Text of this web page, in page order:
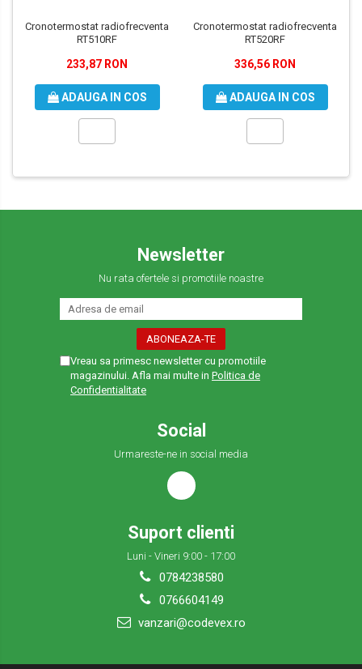
Cronotermostat radiofrecventa
RT510RF
233,87 RON
ADAUGA IN COS
Cronotermostat radiofrecventa
RT520RF
336,56 RON
ADAUGA IN COS
Newsletter
Nu rata ofertele si promotiile noastre
Vreau sa primesc newsletter cu promotiile
magazinului. Afla mai multe in Politica de
Confidentialitate
Social
Urmareste-ne in social media
Suport clienti
Luni - Vineri 9:00 - 17:00
0784238580
0766604149
vanzari@codevex.ro